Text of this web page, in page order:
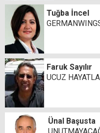
Tuğba İncel
Faruk Sayılır
UCUZ
Ünal Başusta